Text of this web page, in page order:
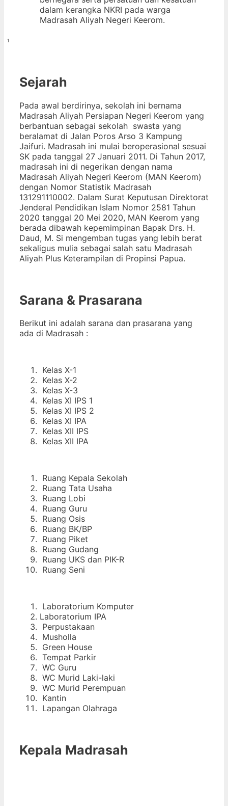
dalam kerangka NKRI pada warga
Madrasah Aliyah Negeri Keerom.
1
Sejarah
Pada awal berdirinya, sekolah ini bernama
Madrasah Aliyah Persiapan Negeri Keerom yang
berbantuan sebagai sekolah swasta yang
beralamat di Jalan Poros Arso 3 Kampung
Jaifuri. Madrasah ini mulai beroperasional sesuai
SK pada tanggal 27 Januari 2011. Di Tahun 2017,
madrasah ini di negerikan dengan nama
Madrasah Aliyah Negeri Keerom (MAN Keerom)
dengan Nomor Statistik Madrasah
131291110002. Dalam Surat Keputusan Direktorat
Jenderal Pendidikan Islam Nomor 2581 Tahun
2020 tanggal 20 Mei 2020, MAN Keerom yang
berada dibawah kepemimpinan Bapak Drs. H.
Daud, M. Si mengemban tugas yang lebih berat
sekaligus mulia sebagai salah satu Madrasah
Aliyah Plus Keterampilan di Propinsi Papua.
Sarana & Prasarana
Berikut ini adalah sarana dan prasarana yang
ada di Madrasah :
Kelas X-1
Kelas X-2
Kelas X-3
Kelas XI IPS 1
Kelas XI IPS 2
Kelas XI IPA
Kelas XII IPS
Kelas XII IPA
Ruang Kepala Sekolah
Ruang Tata Usaha
Ruang Lobi
Ruang Guru
Ruang Osis
Ruang BK/BP
Ruang Piket
Ruang Gudang
Ruang UKS dan PIK-R
Ruang Seni
Laboratorium Komputer
Laboratorium IPA
Perpustakaan
Musholla
Green House
Tempat Parkir
WC Guru
WC Murid Laki-laki
WC Murid Perempuan
Kantin
Lapangan Olahraga
Kepala Madrasah